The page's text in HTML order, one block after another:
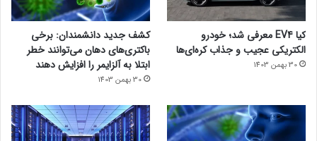
کیا EV4 معرفی شد؛ خودرو
الکتریکی عجیب و جذاب کره‌ای‌ها
30 بهمن 1403
کشف جدید دانشمندان: برخی
باکتری‌های دهان می‌توانند خطر
ابتلا به آلزایمر را افزایش دهند
30 بهمن 1403